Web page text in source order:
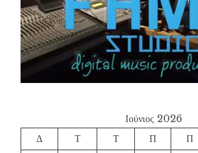
Ιούνιος 2026
Δ
Τ Τ Π Π